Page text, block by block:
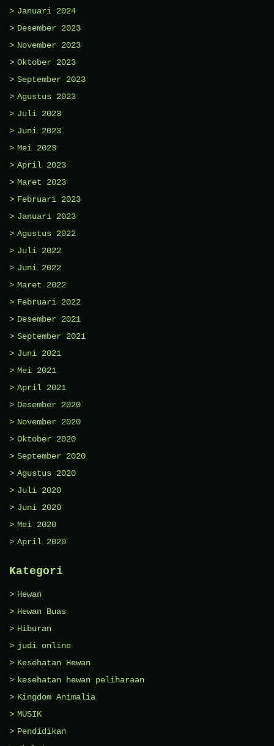
Januari 2024
Desember 2023
November 2023
Oktober 2023
September 2023
Agustus 2023
Juli 2023
Juni 2023
Mei 2023
April 2023
Maret 2023
Februari 2023
Januari 2023
Agustus 2022
Juli 2022
Juni 2022
Maret 2022
Februari 2022
Desember 2021
September 2021
Juni 2021
Mei 2021
April 2021
Desember 2020
November 2020
Oktober 2020
September 2020
Agustus 2020
Juli 2020
Juni 2020
Mei 2020
April 2020
Kategori
Hewan
Hewan Buas
Hiburan
judi online
Kesehatan Hewan
kesehatan hewan peliharaan
Kingdom Animalia
MUSIK
Pendidikan